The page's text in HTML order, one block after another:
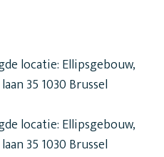
locatie: Ellipsgebouw,
35 1030 Brussel
locatie: Ellipsgebouw,
35 1030 Brussel